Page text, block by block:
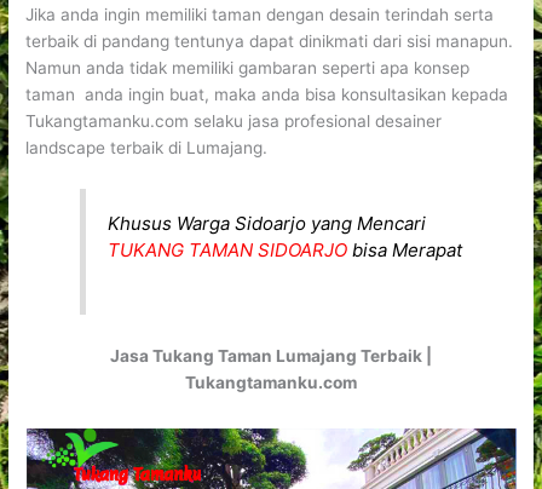
Jika anda ingin memiliki taman dengan desain terindah serta
terbaik di pandang tentunya dapat dinikmati dari sisi manapun.
Namun anda tidak memiliki gambaran seperti apa konsep
taman anda ingin buat, maka anda bisa konsultasikan kepada
Tukangtamanku.com selaku jasa profesional desainer
landscape terbaik di Lumajang.
Khusus Warga Sidoarjo yang Mencari
TUKANG TAMAN SIDOARJO bisa Merapat
Jasa Tukang Taman Lumajang Terbaik |
Tukangtamanku.com